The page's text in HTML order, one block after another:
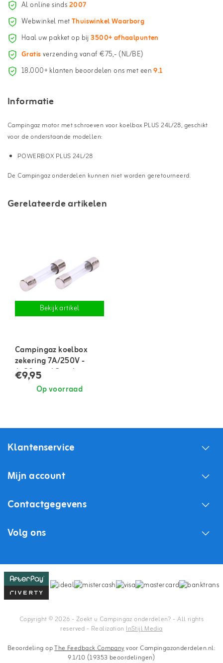
Al online sinds2007
Webwinkel metThuiswinkel Waarborg
Haal uw pakket op bij3500+ afhaalpunten
Gratisverzending vanaf €75,- (NL/BE)
18.000+ klanten beoordelen ons met een9.1
Informatie
Campingaz motor met schroeven voor koelbox PLUS 24L/28, geschikt
voor de onderstaande modellen:
POWERBOX PLUS 24L/28
De Campingaz onderdelen kunnen niet worden geretourneerd.
Gerelateerde artikelen
Bekijk artikel
Campingaz koelbox
zekering 7A/250V -
6x30 mm | 2 stuks
€9,95
Op voorraad
Klantenservice
Mijn account
Contactgegevens
Volg ons
Copyright © 2026 - Zoekt u Campingaz onderdelen? - All rights
reserved - RealizationInStijl Media
Beoordeling opThe Feedback Companyvoor Campingazonderdelen.nl:
9.1/10 (19353 beoordelingen)